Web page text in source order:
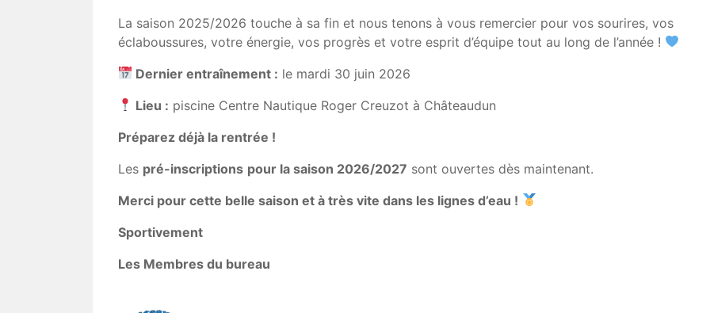
La saison 2025/2026 touche à sa fin et nous tenons à vous remercier pour vos sourires, vos
éclaboussures, votre énergie, vos progrès et votre esprit d’équipe tout au long de l’année !
Dernier entraînement : le mardi 30 juin 2026
Lieu : piscine Centre Nautique Roger Creuzot à Châteaudun
Préparez déjà la rentrée !
Les pré-inscriptions pour la saison 2026/2027 sont ouvertes dès maintenant.
Merci pour cette belle saison et à très vite dans les lignes d’eau !
Sportivement
Les Membres du bureau